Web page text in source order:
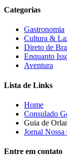
Categorias
Gastronomia
Cultura &
Direto de
Enquanto
Aventura
Lista de Links
Home
Consulado
Guia de
Jornal Nossa
Entre em contato